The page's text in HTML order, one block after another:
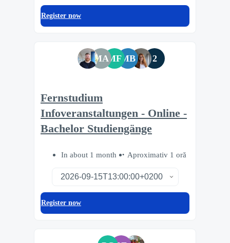
Register now
MAMFMB 2
Fernstudium
Infoveranstaltungen - Online -
Bachelor Studiengänge
In about 1 month Aproximativ 1 oră
Register now